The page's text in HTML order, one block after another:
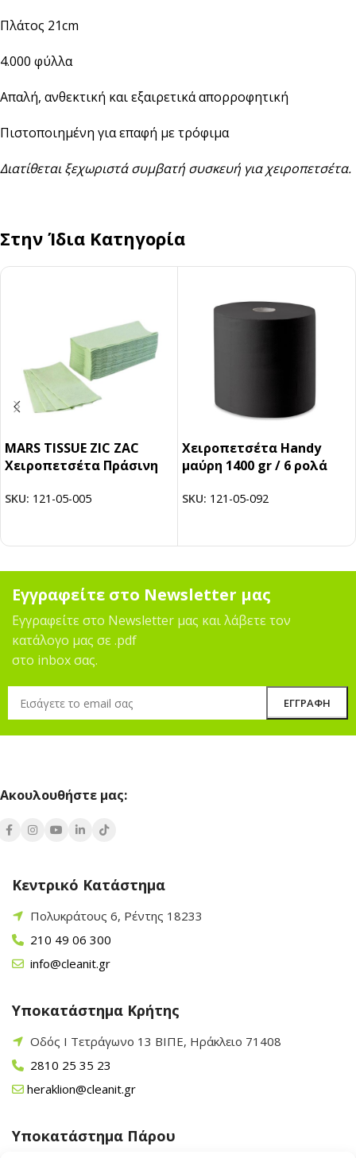
Πλάτος 21cm
4.000 φύλλα
Απαλή, ανθεκτική και εξαιρετικά απορροφητική
Πιστοποιημένη για επαφή με τρόφιμα
Διατίθεται ξεχωριστά συμβατή συσκευή για χειροπετσέτα.
Στην Ίδια Κατηγορία
MARS TISSUE ZIC ZAC
Χειροπετσέτα Πράσινη
SKU: 121-05-005
Χειροπετσέτα Handy
μαύρη 1400 gr / 6 ρολά
SKU: 121-05-092
Εγγραφείτε στο Newsletter μας
Εγγραφείτε στο Newsletter μας και λάβετε τον
κατάλογο μας σε .pdf
στο inbox σας.
Ακουλουθήστε μας:
Κεντρικό Κατάστημα
Πολυκράτους 6, Ρέντης 18233
210 49 06 300
info@cleanit.gr
Υποκατάστημα Κρήτης
Οδός Ι Τετράγωνο 13 ΒΙΠΕ, Ηράκλειο 71408
2810 25 35 23
heraklion@cleanit.gr
Υποκατάστημα Πάρου